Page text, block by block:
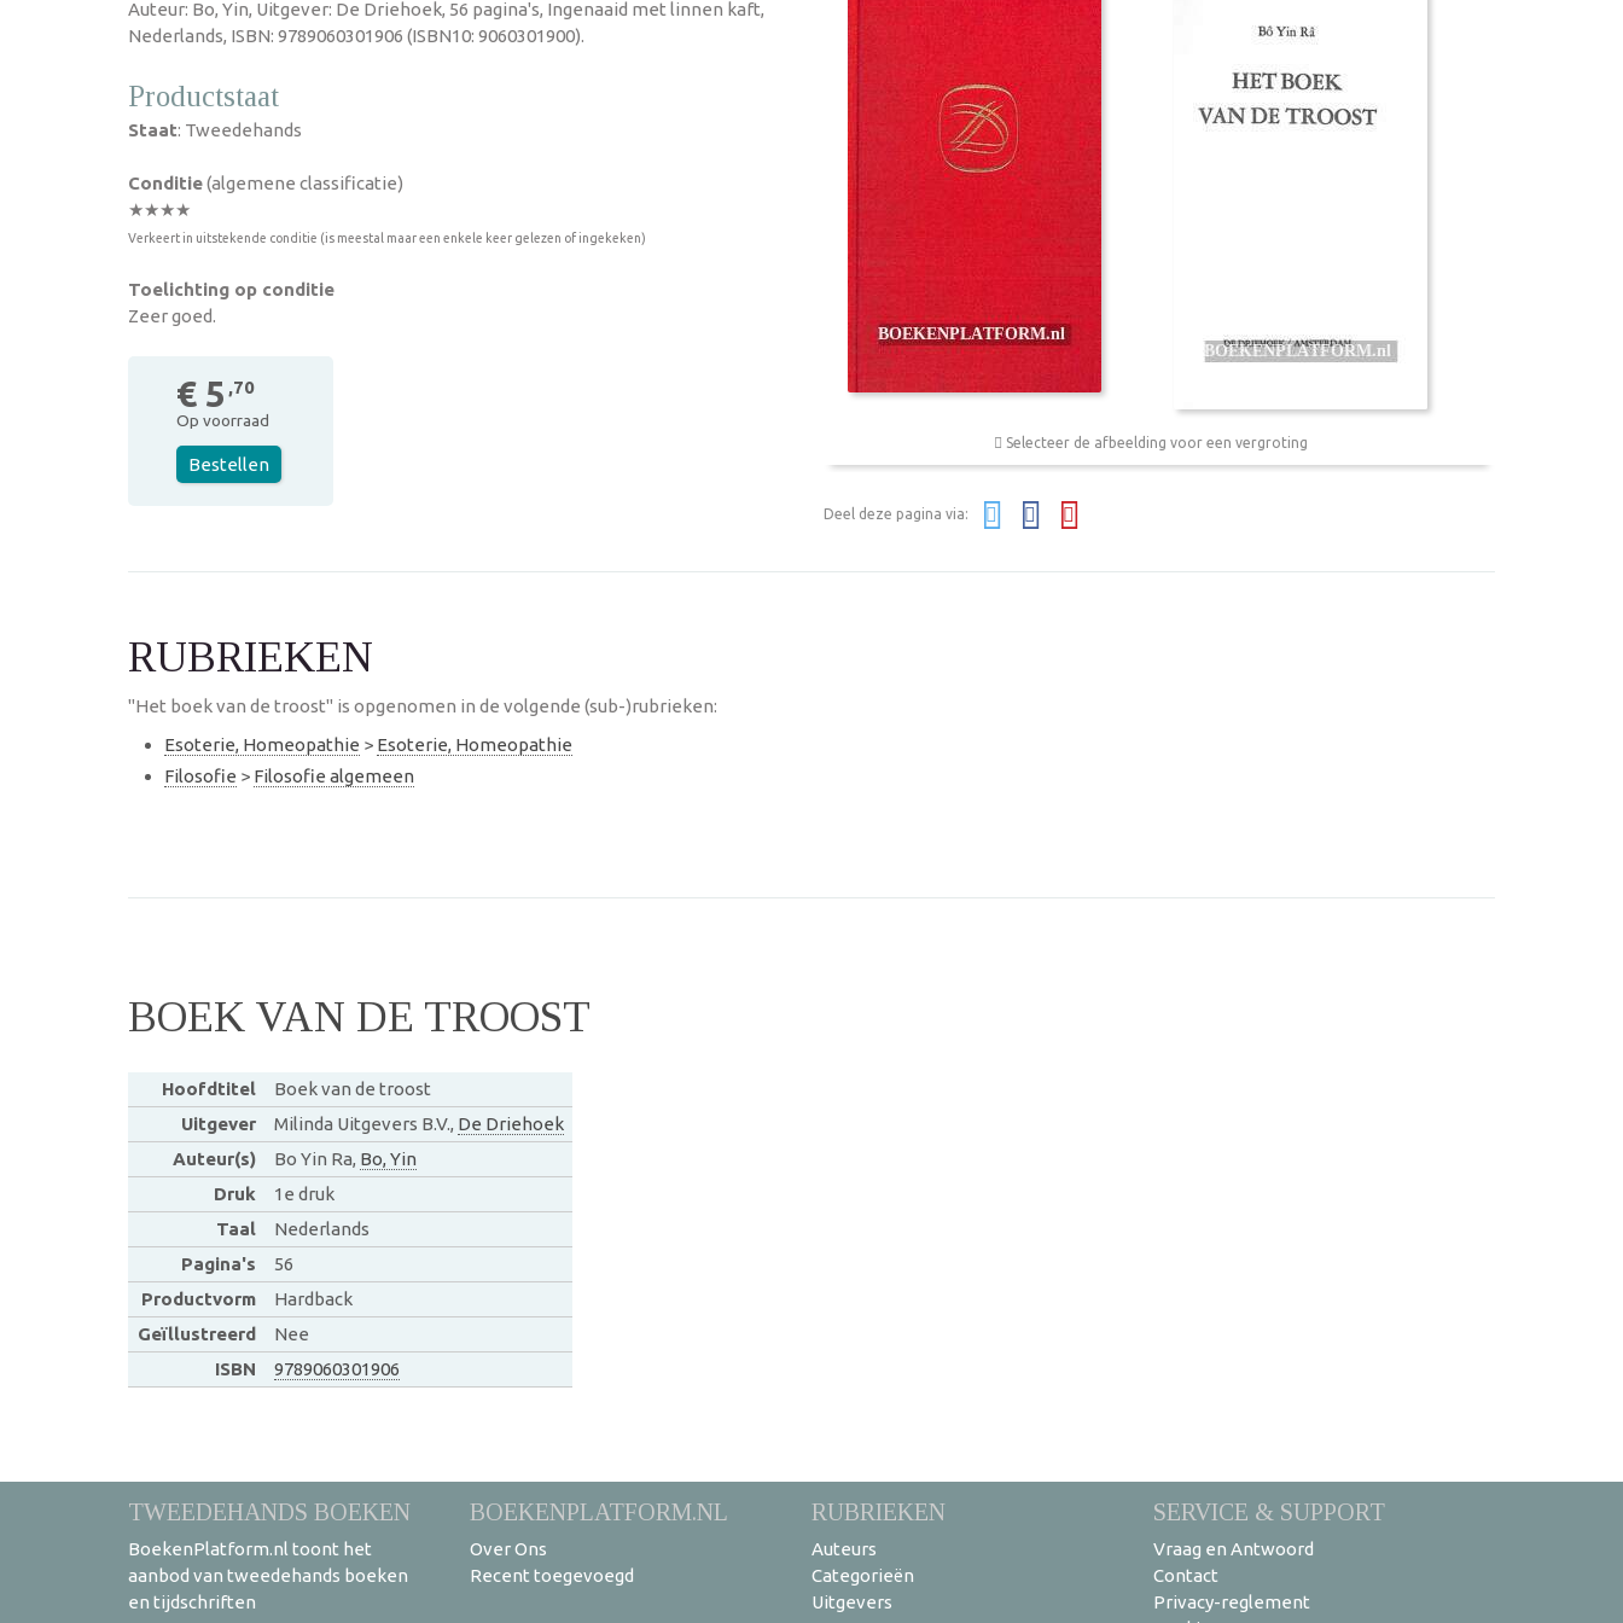
Auteur: Bo, Yin, Uitgever: De Driehoek, 56 pagina's, Ingenaaid met linnen kaft,
Nederlands, ISBN: 9789060301906 (ISBN10: 9060301900).
Productstaat
Staat: Tweedehands
Conditie(algemene classificatie)
★★★★
Verkeert in uitstekende conditie (is meestal maar een enkele keer gelezen of ingekeken)
Toelichting op conditie
Zeer goed.
€ 5 ,70
Op voorraad
Bestellen
Selecteer de afbeelding voor een vergroting
Deel deze pagina via:
RUBRIEKEN
"Het boek van de troost" is opgenomen in de volgende (sub-)rubrieken:
Esoterie, Homeopathie > Esoterie, Homeopathie
Filosofie > Filosofie algemeen
BOEK VAN DE TROOST
Hoofdtitel
Boek van de troost
Uitgever
Milinda Uitgevers B.V., De Driehoek
Auteur(s)
Bo Yin Ra, Bo, Yin
Druk
1e druk
Taal
Nederlands
Pagina's
56
Productvorm
Hardback
Geïllustreerd
Nee
ISBN
9789060301906
TWEEDEHANDS BOEKEN
BoekenPlatform.nl toont het
aanbod van tweedehands boeken
en tijdschriften
BOEKENPLATFORM.NL
Over Ons
Recent toegevoegd
RUBRIEKEN
Auteurs
Categorieën
Uitgevers
SERVICE & SUPPORT
Vraag en Antwoord
Contact
Privacy-reglement